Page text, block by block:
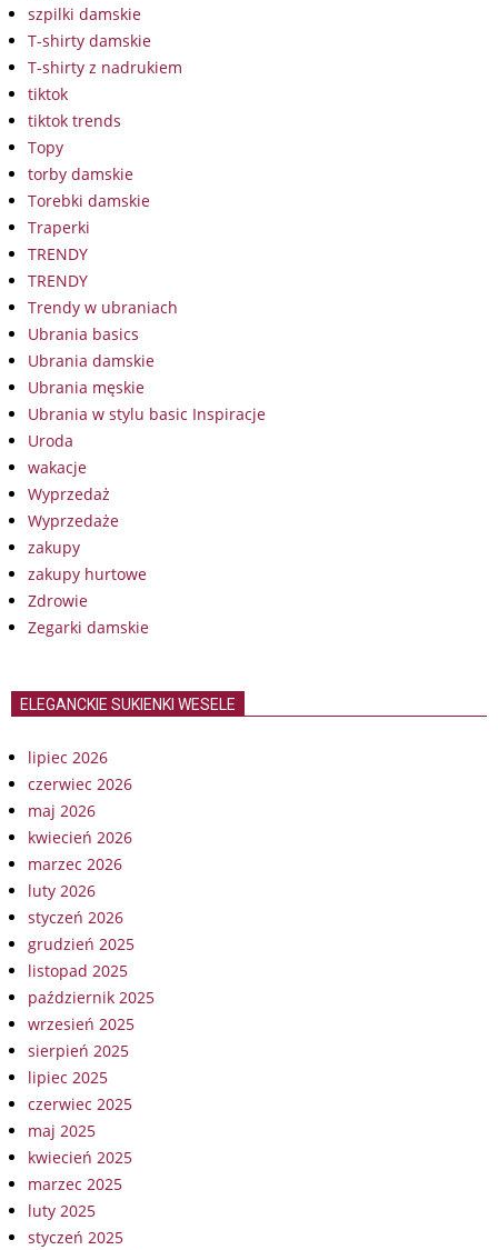
szpilki damskie
T-shirty damskie
T-shirty z nadrukiem
tiktok
tiktok trends
Topy
torby damskie
Torebki damskie
Traperki
TRENDY
TRENDY
Trendy w ubraniach
Ubrania basics
Ubrania damskie
Ubrania męskie
Ubrania w stylu basic Inspiracje
Uroda
wakacje
Wyprzedaż
Wyprzedaże
zakupy
zakupy hurtowe
Zdrowie
Zegarki damskie
ELEGANCKIE SUKIENKI WESELE
lipiec 2026
czerwiec 2026
maj 2026
kwiecień 2026
marzec 2026
luty 2026
styczeń 2026
grudzień 2025
listopad 2025
październik 2025
wrzesień 2025
sierpień 2025
lipiec 2025
czerwiec 2025
maj 2025
kwiecień 2025
marzec 2025
luty 2025
styczeń 2025